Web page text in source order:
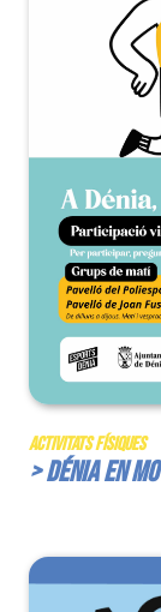
Activitats Físiques
> Dénia en